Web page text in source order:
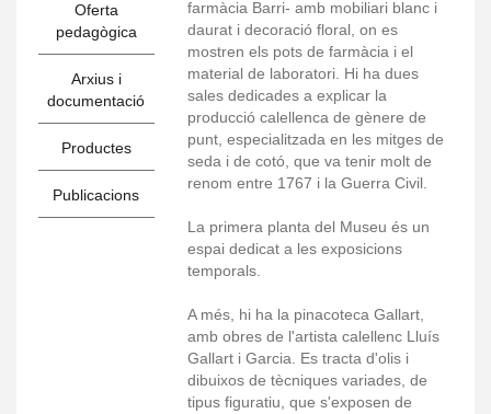
Oferta
pedagògica
Arxius i
documentació
Productes
Publicacions
farmàcia Barri- amb mobiliari blanc i
daurat i decoració floral, on es
mostren els pots de farmàcia i el
material de laboratori. Hi ha dues
sales dedicades a explicar la
producció calellenca de gènere de
punt, especialitzada en les mitges de
seda i de cotó, que va tenir molt de
renom entre 1767 i la Guerra Civil.
La primera planta del Museu és un
espai dedicat a les exposicions
temporals.
A més, hi ha la pinacoteca Gallart,
amb obres de l'artista calellenc Lluís
Gallart i Garcia. Es tracta d'olis i
dibuixos de tècniques variades, de
tipus figuratiu, que s'exposen de